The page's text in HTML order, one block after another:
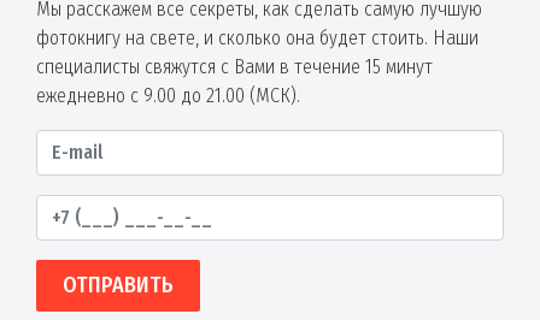
Мы расскажем все секреты, как сделать самую лучшую
фотокнигу на свете, и сколько она будет стоить. Наши
специалисты свяжутся с Вами в течение 15 минут
ежедневно с 9.00 до 21.00 (МСК).
ОТПРАВИТЬ